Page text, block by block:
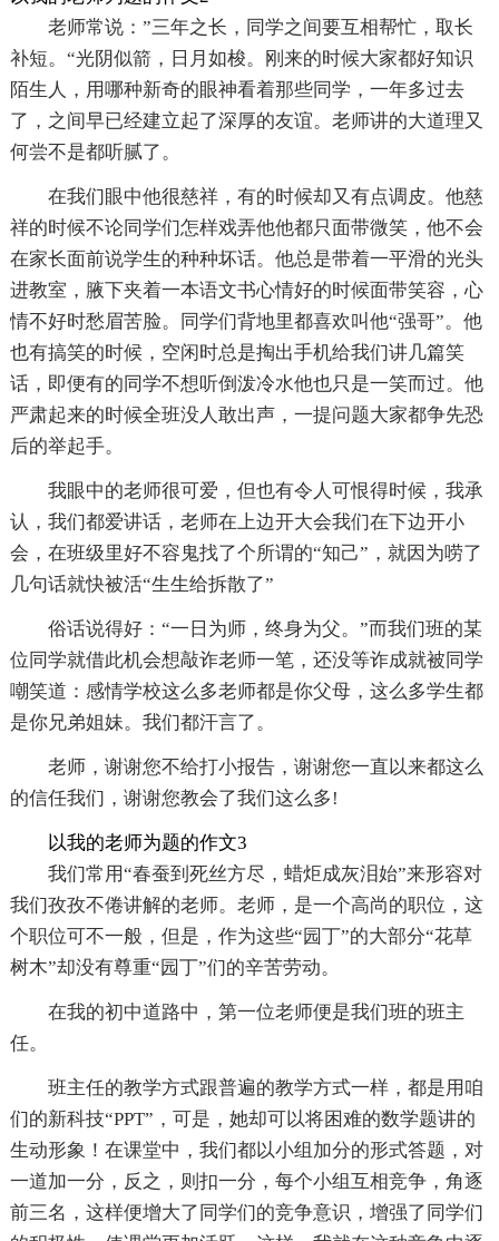
老师常说：”三年之长，同学之间要互相帮忙，取长
补短。“光阴似箭，日月如梭。刚来的时候大家都好知识
陌生人，用哪种新奇的眼神看着那些同学，一年多过去
了，之间早已经建立起了深厚的友谊。老师讲的大道理又
何尝不是都听腻了。
在我们眼中他很慈祥，有的时候却又有点调皮。他慈
祥的时候不论同学们怎样戏弄他他都只面带微笑，他不会
在家长面前说学生的种种坏话。他总是带着一平滑的光头
进教室，腋下夹着一本语文书心情好的时候面带笑容，心
情不好时愁眉苦脸。同学们背地里都喜欢叫他“强哥”。他
也有搞笑的时候，空闲时总是掏出手机给我们讲几篇笑
话，即便有的同学不想听倒泼冷水他也只是一笑而过。他
严肃起来的时候全班没人敢出声，一提问题大家都争先恐
后的举起手。
我眼中的老师很可爱，但也有令人可恨得时候，我承
认，我们都爱讲话，老师在上边开大会我们在下边开小
会，在班级里好不容鬼找了个所谓的“知己”，就因为唠了
几句话就快被活“生生给拆散了”
俗话说得好：“一日为师，终身为父。”而我们班的某
位同学就借此机会想敲诈老师一笔，还没等诈成就被同学
嘲笑道：感情学校这么多老师都是你父母，这么多学生都
是你兄弟姐妹。我们都汗言了。
老师，谢谢您不给打小报告，谢谢您一直以来都这么
的信任我们，谢谢您教会了我们这么多!
以我的老师为题的作文3
我们常用“春蚕到死丝方尽，蜡炬成灰泪始”来形容对
我们孜孜不倦讲解的老师。老师，是一个高尚的职位，这
个职位可不一般，但是，作为这些“园丁”的大部分“花草
树木”却没有尊重“园丁”们的辛苦劳动。
在我的初中道路中，第一位老师便是我们班的班主
任。
班主任的教学方式跟普遍的教学方式一样，都是用咱
们的新科技“PPT”，可是，她却可以将困难的数学题讲的
生动形象！在课堂中，我们都以小组加分的形式答题，对
一道加一分，反之，则扣一分，每个小组互相竞争，角逐
前三名，这样便增大了同学们的竞争意识，增强了同学们